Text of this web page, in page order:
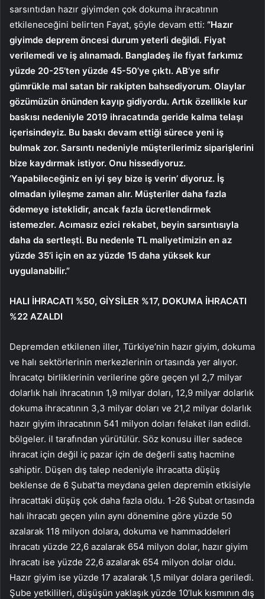
sarsıntıdan hazır giyimden çok dokuma ihracatının
etkileneceğini belirten Fayat, şöyle devam etti: “Hazır
giyimde deprem öncesi durum yeterli değildi. Fiyat
verilemedi ve iş alınamadı. Bangladeş ile fiyat farkımız
yüzde 20-25’ten yüzde 45-50’ye çıktı. AB’ye sıfır
gümrükle mal satan bir rakipten bahsediyorum. Olaylar
gözümüzün önünden kayıp gidiyordu. Artık özellikle kur
baskısı nedeniyle 2019 ihracatında geride kalma telaşı
içerisindeyiz. Bu baskı devam ettiği sürece yeni iş
bulmak zor. Sarsıntı nedeniyle müşterilerimiz siparişlerini
bize kaydırmak istiyor. Onu hissediyoruz.
‘Yapabileceğiniz en iyi şey bize iş verin’ diyoruz. İş
olmadan iyileşme zaman alır. Müşteriler daha fazla
ödemeye isteklidir, ancak fazla ücretlendirmek
istemezler. Acımasız ezici rekabet, beyin sarsıntısıyla
daha da sertleşti. Bu nedenle TL maliyetimizin en az
yüzde 35’i için en az yüzde 15 daha yüksek kur
uygulanabilir.”
HALI İHRACATI %50, GİYSİLER %17, DOKUMA İHRACATI
%22 AZALDI
Depremden etkilenen iller, Türkiye’nin hazır giyim, dokuma
ve halı sektörlerinin merkezlerinin ortasında yer alıyor.
İhracatçı birliklerinin verilerine göre geçen yıl 2,7 milyar
dolarlık halı ihracatının 1,9 milyar doları, 12,9 milyar dolarlık
dokuma ihracatının 3,3 milyar doları ve 21,2 milyar dolarlık
hazır giyim ihracatının 541 milyon doları felaket ilan edildi.
bölgeler. il tarafından yürütülür. Söz konusu iller sadece
ihracat için değil iç pazar için de değerli satış hacmine
sahiptir. Düşen dış talep nedeniyle ihracatta düşüş
beklense de 6 Şubat’ta meydana gelen depremin etkisiyle
ihracattaki düşüş çok daha fazla oldu. 1-26 Şubat ortasında
halı ihracatı geçen yılın aynı dönemine göre yüzde 50
azalarak 118 milyon dolara, dokuma ve hammaddeleri
ihracatı yüzde 22,6 azalarak 654 milyon dolar, hazır giyim
ihracatı ise yüzde 22,6 azalarak 654 milyon dolar oldu.
Hazır giyim ise yüzde 17 azalarak 1,5 milyar dolara geriledi.
Şube yetkilileri, düşüşün yaklaşık yüzde 10’luk kısmının dış